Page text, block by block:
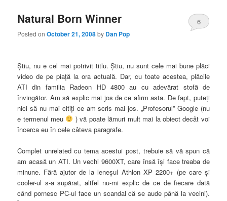
Natural Born Winner
Posted onOctober 21, 2008by Dan Pop
6
Ştiu, nu e cel mai potrivit titlu. Ştiu, nu sunt cele mai bune plăci
video de pe piaţă la ora actuală. Dar, cu toate acestea, plăcile
ATI din familia Radeon HD 4800 au cu adevărat stofă de
învingător. Am să explic mai jos de ce afirm asta. De fapt, puteţi
nici să nu mai citiţi ce am scris mai jos. „Profesorul” Google (nu
e termenul meu
) vă poate lămuri mult mai la obiect decât voi
încerca eu în cele câteva paragrafe.
Complet unrelated cu tema acestui post, trebuie să vă spun că
am acasă un ATI. Un vechi 9600XT, care însă îşi face treaba de
minune. Fără ajutor de la leneşul Athlon XP 2200+ (pe care şi
cooler-ul s-a supărat, altfel nu-mi explic de ce de fiecare dată
când pornesc PC-ul face un scandal că se aude până la vecini).